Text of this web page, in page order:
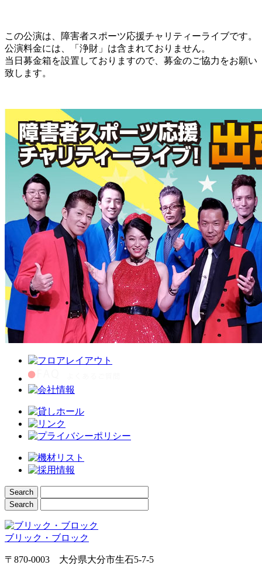
この公演は、障害者スポーツ応援チャリティーライブです。
公演料金には、「浄財」は含まれておりません。
当日募金箱を設置しておりますので、募金のご協力をお願い
致します。
ブリック・ブロック
〒870-0003 大分県大分市生石5-7-5